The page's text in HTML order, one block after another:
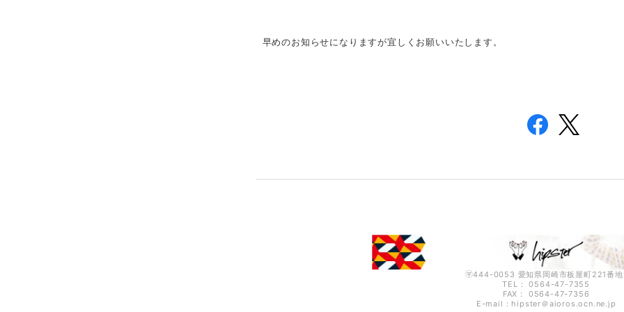
早めのお知らせになりますが宜しくお願いいたします。
〶444-0053 愛知県岡崎市板屋町221番地
TEL： 0564-47-7355
FAX： 0564-47-7356
E-mail：hipster＠aioros.ocn.ne.jp